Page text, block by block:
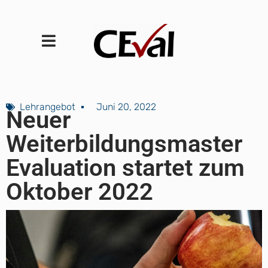
Lehrangebot Juni 20, 2022
Neuer
Weiterbildungsmaster
Evaluation startet zum
Oktober 2022